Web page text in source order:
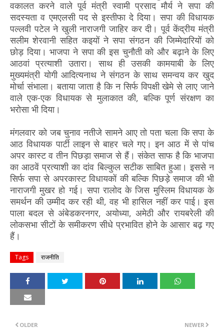
वकालत करने वाले पूर्व मंत्री स्वामी प्रसाद मौर्य ने सपा की
सदस्यता व एमएलसी पद से इस्तीफा दे दिया। सपा की विधायक
पल्लवी पटेल ने खुली नाराजगी जाहिर कर दी। पूर्व केंद्रीय मंत्री
सलीम शेरवानी सहित कइयों ने सपा संगठन की जिम्मेदारियों को
छोड़ दिया। भाजपा ने सपा की इस चुनौती को और बढ़ाने के लिए
आठवां प्रत्याशी उतारा। साथ ही उसकी कामयाबी के लिए
मुख्यमंत्री योगी आदित्यनाथ ने संगठन के साथ समन्वय कर खुद
मोर्चा संभाला। बताया जाता है कि न सिर्फ विपक्षी खेमे से लाए जाने
वाले एक-एक विधायक से मुलाकात की, बल्कि पूर्ण संरक्षण का
भरोसा भी दिया।
मंगलवार को जब चुनाव नतीजे सामने आए तो पता चला कि सपा के
आठ विधायक पार्टी लाइन से बाहर चले गए। इन आठ में से पांच
अपर कास्ट व तीन पिछड़ा समाज से हैं। संकेत साफ है कि भाजपा
का आठवें प्रत्याशी का दांव बिल्कुल सटीक साबित हुआ। इससे न
सिर्फ सपा से अपरकास्ट विधायकों की बल्कि पिछड़े समाज की भी
नाराजगी मुखर हो गई। सपा रालोद के जिस मुस्लिम विधायक के
समर्थन की उम्मीद कर रही थी, वह भी हासिल नहीं कर पाई। इस
पाला बदल से अंबेडकरनगर, अयोध्या, अमेठी और रायबरेली की
लोकसभा सीटों के समीकरण सीधे प्रभावित होने के आसार बढ़ गए
हैं।
Tags राजनीति
NEWER
OLDER